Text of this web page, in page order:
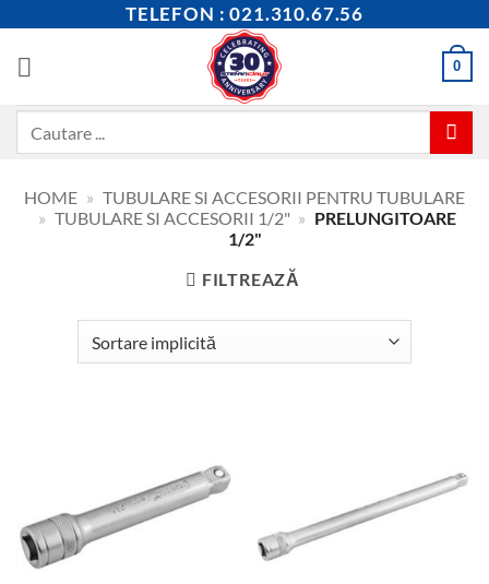
content
TELEFON : 021.310.67.56
0
HOME » TUBULARE SI ACCESORII PENTRU TUBULARE
» TUBULARE SI ACCESORII 1/2" » PRELUNGITOARE
1/2"
FILTREAZĂ